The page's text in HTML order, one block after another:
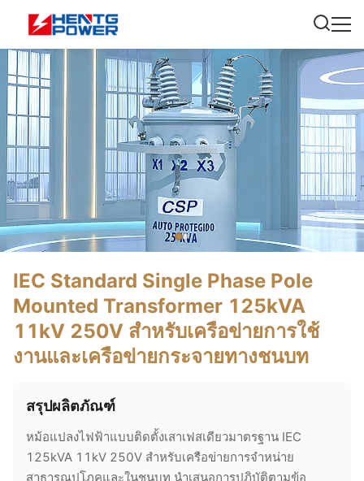
IEC Standard Single Phase Pole
Mounted Transformer 125kVA
11kV 250V สําหรับเครือข่ายการใช้
งานและเครือข่ายกระจายทางชนบท
สรุปผลิตภัณฑ์
หม้อแปลงไฟฟ้าแบบติดตั้งเสาเฟสเดียวมาตรฐาน IEC
125kVA 11kV 250V สำหรับเครือข่ายการจำหน่าย
สาธารณูปโภคและในชนบท นำเสนอการปฏิบัติตามข้อ